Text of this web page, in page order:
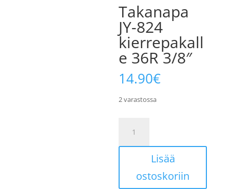
Takanapa
JY-824
kierrepakall
e 36R 3/8″
14.90€
2 varastossa
824
kierrepakalleLisää
ostoskoriin